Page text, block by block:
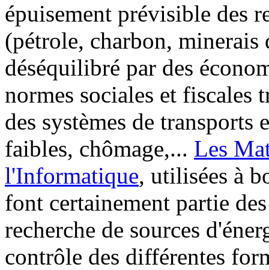
épuisement prévisible des
(pétrole, charbon,
déséquilibré par des
normes sociales et fiscales
des systèmes de transports
faibles, chômage,... Les
l'Informatique, utilisées à
font certainement partie
recherche de sources
contrôle des différentes